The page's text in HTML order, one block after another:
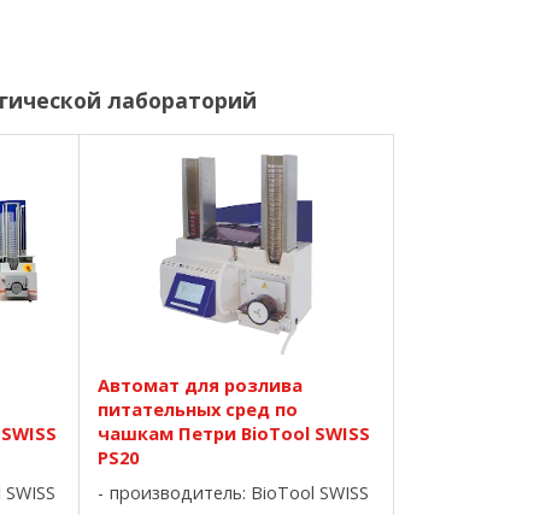
лабораторий
Автомат для розлива
питательных сред по
чашкам Петри BioTool SWISS
PS20
производитель: BioTool SWISS